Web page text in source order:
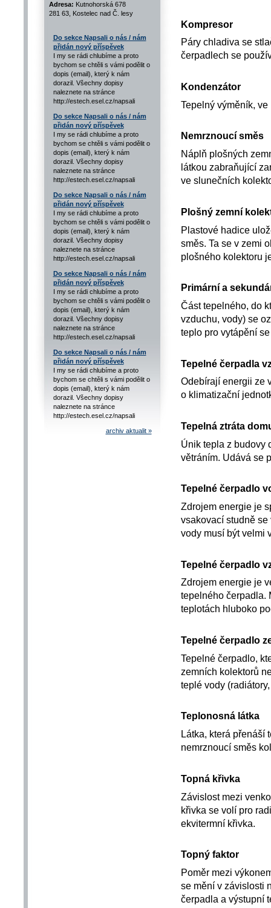
Adresa: Kutnohorská 678
281 63, Kostelec nad Č. lesy
Do sekce Napsali o nás / nám
přidán nový příspěvek
I my se rádi chlubíme a proto
bychom se chtěli s vámi podělit o
dopis (email), který k nám
dorazil. Všechny dopisy
naleznete na stránce
http://estech.esel.cz/napsali
Do sekce Napsali o nás / nám
přidán nový příspěvek
I my se rádi chlubíme a proto
bychom se chtěli s vámi podělit o
dopis (email), který k nám
dorazil. Všechny dopisy
naleznete na stránce
http://estech.esel.cz/napsali
Do sekce Napsali o nás / nám
přidán nový příspěvek
I my se rádi chlubíme a proto
bychom se chtěli s vámi podělit o
dopis (email), který k nám
dorazil. Všechny dopisy
naleznete na stránce
http://estech.esel.cz/napsali
Do sekce Napsali o nás / nám
přidán nový příspěvek
I my se rádi chlubíme a proto
bychom se chtěli s vámi podělit o
dopis (email), který k nám
dorazil. Všechny dopisy
naleznete na stránce
http://estech.esel.cz/napsali
Do sekce Napsali o nás / nám
přidán nový příspěvek
I my se rádi chlubíme a proto
bychom se chtěli s vámi podělit o
dopis (email), který k nám
dorazil. Všechny dopisy
naleznete na stránce
http://estech.esel.cz/napsali
archiv aktualit »
Kompresor
Páry chladiva se
čerpadlech se
Kondenzátor
Tepelný výměník,
Nemrznoucí směs
Náplň plošných
látkou zabraňující
ve slunečních
Plošný zemní
Plastové hadice
směs. Ta se v zemi
plošného kolektoru
Primární a
Část tepelného, do
vzduchu, vody) se
teplo pro vytápění
Tepelné čerpadla
Odebírají energii ze
o klimatizační
Tepelná ztráta
Únik tepla z budovy
větráním. Udává se
Tepelné čerpadlo
Zdrojem energie je
vsakovací studně
vody musí být velmi
Tepelné čerpadlo
Zdrojem energie je
tepelného čerpadla.
teplotách hluboko
Tepelné čerpadlo
Tepelné čerpadlo,
zemních kolektorů
teplé vody
Teplonosná látka
Látka, která přenáší
nemrznoucí směs
Topná křivka
Závislost mezi
křivka se volí pro
ekvitermní křivka.
Topný faktor
Poměr mezi
se mění v závislosti
čerpadla a výstupní